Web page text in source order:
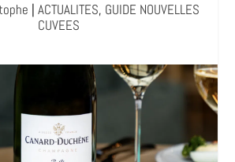
| ACTUALITES, GUIDE NOUVELLES
CUVEES